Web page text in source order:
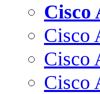
Cisco
Cisco
Cisco
Cisco